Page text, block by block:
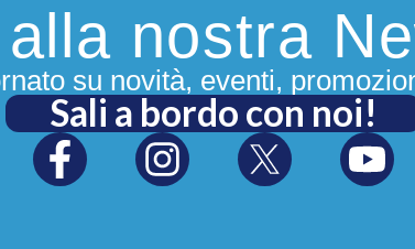
nostra
su novità, eventi,
Sali a bordo con noi!